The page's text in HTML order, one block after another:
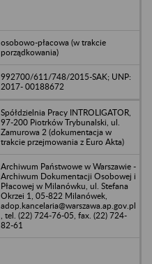
osobowo-płacowa (w trakcie
porządkowania)
992700/611/748/2015-SAK; UNP:
2017- 00188672
Spółdzielnia Pracy INTROLIGATOR,
97-200 Piotrków Trybunalski, ul.
Zamurowa 2 (dokumentacja w
trakcie przejmowania z Euro Akta)
Archiwum Państwowe w Warszawie -
Archiwum Dokumentacji Osobowej i
Płacowej w Milanówku, ul. Stefana
Okrzei 1, 05-822 Milanówek,
adop.kancelaria@warszawa.ap.gov.pl
, tel. (22) 724-76-05, fax. (22) 724-
82-61